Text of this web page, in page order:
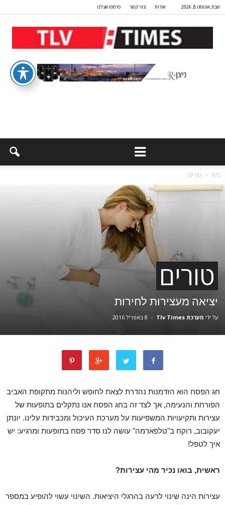
שבת, אוגוסט 8, 2026 אודות צור קשר פרסמו אצלנו
בית טורים
טורים
יציאה מעצירות לחירות
על ידי מערכת Tlv Times - 8 באפריל 2016
חג הפסח הוא הזדמנות נהדרת לצאת לחופש וליהנות מתקופת האביב
הפורחת והנעימה, אך לצד זה בחג הפסח אנו נתקלים בתופעות של
עצירות ותקיעויות המשפיעות על מערכת העיכול ומכבידות עלינו. יונתן
יעקובוב, רוקח ב"טלפארמה" עושה לנו סדר פסח בתופעות ומרגיע: יש
איך לטפל!
ראשית, בואו נכיר מהי עצירות?
עצירות הינה שינוי לרעה בהרגלי היציאות. השינוי עשוי להופיע במספר